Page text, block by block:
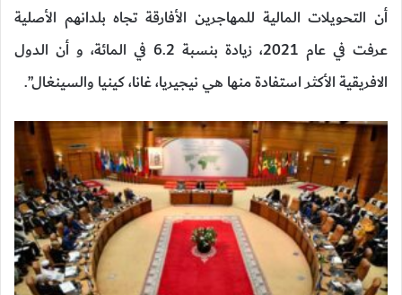
أن التحويلات المالية للمهاجرين الأفارقة تجاه بلدانهم الأصلية
عرفت في عام 2021، زيادة بنسبة 6.2 في المائة، و أن الدول
الافريقية الأكثر استفادة منها هي نيجيريا، غانا، كينيا والسينغال”.